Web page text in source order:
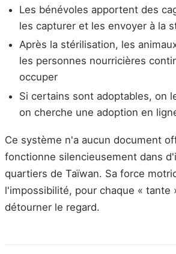
Les bénévoles apportent des
les capturer et les envoyer à la
Après la stérilisation, les
les personnes nourricières
occuper
Si certains sont adoptables, on
on cherche une adoption en
Ce système n'a aucun document
fonctionne silencieusement dans
quartiers de Taïwan. Sa force
l'impossibilité, pour chaque « tante
détourner le regard.